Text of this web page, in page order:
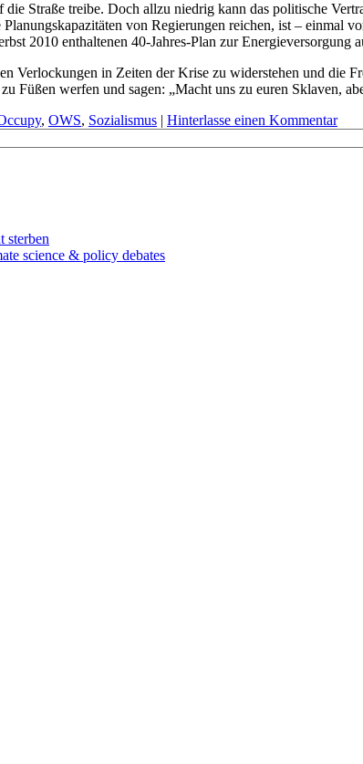
Straße treibe. Doch allzu niedrig kann das politische
von Regierungen reichen, ist – einmal
2010 enthaltenen 40-Jahres-Plan zur Energieversorgung
Verlockungen in Zeiten der Krise zu widerstehen und die
Füßen werfen und sagen: „Macht uns zu euren Sklaven,
, OWS, Sozialismus Hinterlasse einen Kommentar
sterben
science & policy debates